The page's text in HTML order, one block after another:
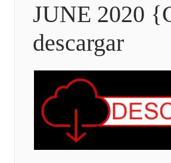
JUNE 2020
descargar